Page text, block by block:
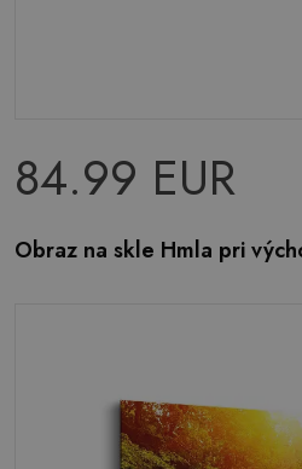
84.99 EUR
Obraz na skle Hmla pri